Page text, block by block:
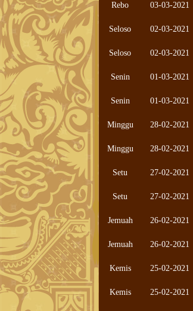
Rebo 03-03-2021
Seloso 02-03-2021
Seloso 02-03-2021
Senin 01-03-2021
Senin 01-03-2021
Minggu 28-02-2021
Minggu 28-02-2021
Setu 27-02-2021
Setu 27-02-2021
Jemuah 26-02-2021
Jemuah 26-02-2021
Kemis 25-02-2021
Kemis 25-02-2021